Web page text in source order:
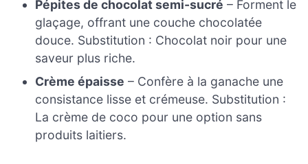
Pépites de chocolat semi-sucré – Forment le
glaçage, offrant une couche chocolatée
douce. Substitution : Chocolat noir pour une
saveur plus riche.
Crème épaisse – Confère à la ganache une
consistance lisse et crémeuse. Substitution :
La crème de coco pour une option sans
produits laitiers.